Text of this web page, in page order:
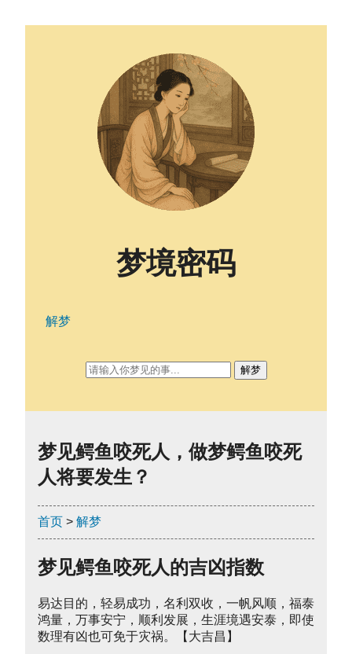
梦见鳄鱼咬死人，做梦鳄鱼咬死
人将要发生？
首页 > 解梦
梦见鳄鱼咬死人的吉凶指数
易达目的，轻易成功，名利双收，一帆风顺，福泰
鸿量，万事安宁，顺利发展，生涯境遇安泰，即使
数理有凶也可免于灾祸。【大吉昌】
梦境密码
解梦
解梦